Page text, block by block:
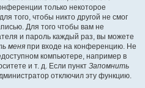
только некоторое
того, чтобы никто другой не смог
Для того чтобы вам не
и пароль каждый раз, вы можете
меня при входе на конференцию. Не
компьютере, например в
и т. д. Если пункт Запомнить
отключил эту функцию.